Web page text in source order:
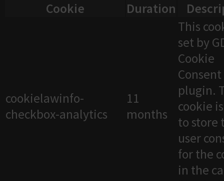
Cookie
Duration
cookielawinfo-
checkbox-analytics
11
months
This
set by
Cookie
Consent
plugin.
cookie
to store
user
for the
in the